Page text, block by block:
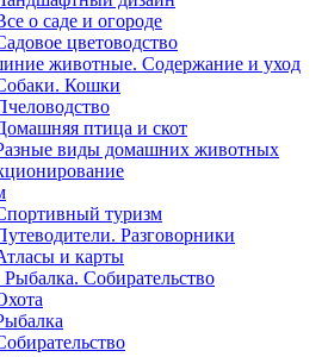
о саде и огороде
цветоводство
животные. Содержание и уход
Кошки
птица и скот
виды домашних животных
туризм
Разговорники
и карты
Собирательство